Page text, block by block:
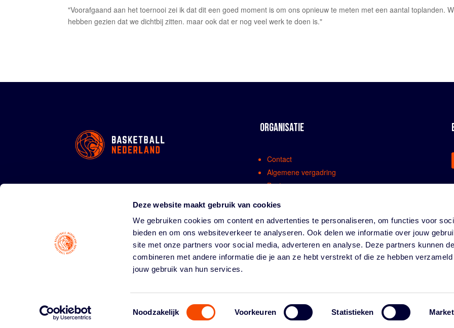
Deze website maakt gebruik van cookies
We gebruiken cookies om content en advertenties te personaliseren, om functies voor
bieden en om ons websiteverkeer te analyseren. Ook delen we informatie over jouw
site met onze partners voor social media, adverteren en analyse. Deze partners kunnen
combineren met andere informatie die je aan ze hebt verstrekt of die ze hebben
jouw gebruik van hun services.
Toestemmingsselectie
Noodzakelijk Voorkeuren Statistieken
"Voorafgaand aan het toernooi zei ik dat dit een goed moment is om ons opnieuw te meten met een aantal toplanden.
hebben gezien dat we dichtbij zitten. maar ook dat er nog veel werk te doen is."
ORGANISATIE
Contact
Algemene vergadring
Bestuur
Bondsreglementen
Klachtenregeling
Partners
Vacatures